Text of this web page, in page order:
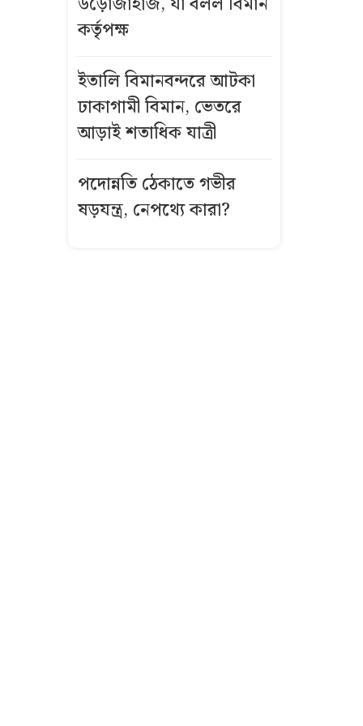
বার্তা দিল
দাম কমার পর
আজ স্বর্ণের ভরি
কত?
মন্ত্রিসভায় যোগ
হচ্ছে নতুন মুখ
কর্তৃপক্ষ
ইতালি বিমানবন্দরে আটকা
ঢাকাগামী বিমান, ভেতরে
আড়াই শতাধিক যাত্রী
পদোন্নতি ঠেকাতে গভীর
ষড়যন্ত্র, নেপথ্যে কারা?